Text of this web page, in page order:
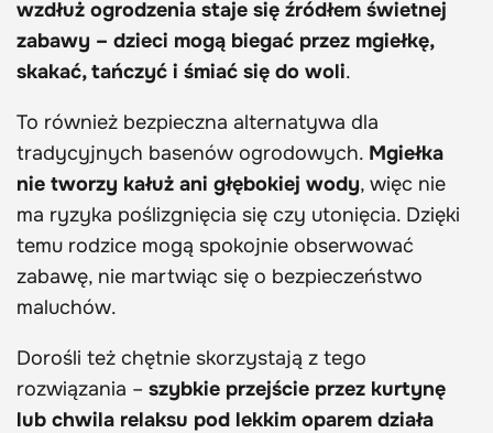
wzdłuż ogrodzenia staje się źródłem świetnej
zabawy – dzieci mogą biegać przez mgiełkę,
skakać, tańczyć i śmiać się do woli.
To również bezpieczna alternatywa dla
tradycyjnych basenów ogrodowych. Mgiełka
nie tworzy kałuż ani głębokiej wody, więc nie
ma ryzyka poślizgnięcia się czy utonięcia. Dzięki
temu rodzice mogą spokojnie obserwować
zabawę, nie martwiąc się o bezpieczeństwo
maluchów.
Dorośli też chętnie skorzystają z tego
rozwiązania – szybkie przejście przez kurtynę
lub chwila relaksu pod lekkim oparem działa